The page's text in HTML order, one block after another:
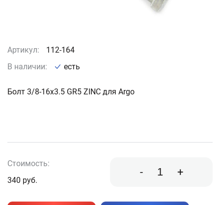
Артикул:
112-164
В наличии:
есть
Болт 3/8-16x3.5 GR5 ZINC для Argо
Стоимость:
340 руб.
- +